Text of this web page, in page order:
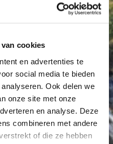
cookies
en advertenties te
social media te bieden
Ook delen we
onze site met onze
en analyse. Deze
combineren met andere
of die ze hebben